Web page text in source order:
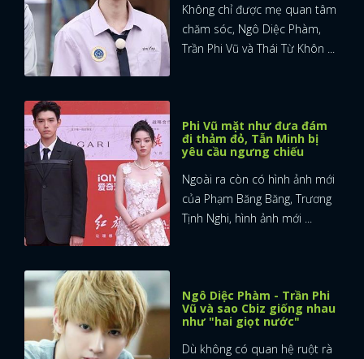
Không chỉ được mẹ quan tâm
chăm sóc, Ngô Diệc Phàm,
Trần Phi Vũ và Thái Từ Khôn ...
Phi Vũ mặt như đưa đám
đi thảm đỏ, Tẫn Minh bị
yêu cầu ngưng chiếu
Ngoài ra còn có hình ảnh mới
của Phạm Băng Băng, Trương
Tịnh Nghi, hình ảnh mới ...
Ngô Diệc Phàm - Trần Phi
Vũ và sao Cbiz giống nhau
như "hai giọt nước"
Dù không có quan hệ ruột rà